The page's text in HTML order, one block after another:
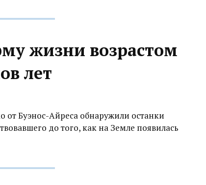
жизни возрастом
лет
от Буэнос-Айреса обнаружили останки
до того, как на Земле появилась